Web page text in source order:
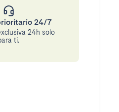
24/7
24h solo
ti.